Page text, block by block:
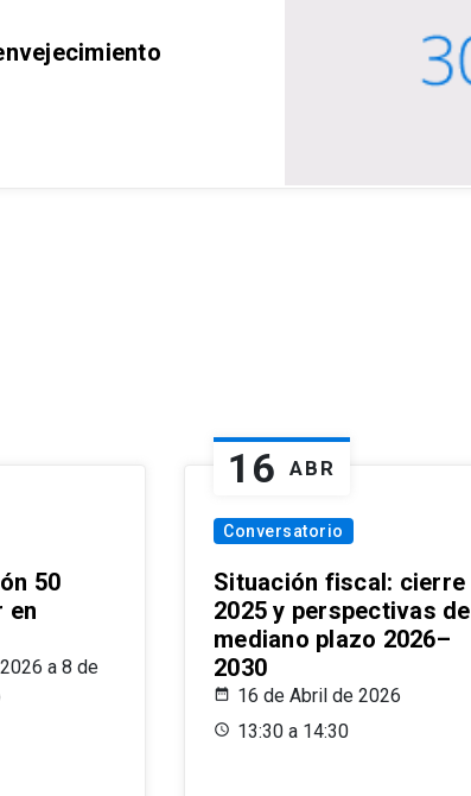
50
en
a 8 de
16 ABR
Conversatorio
Situación fiscal: cierre
2025 y perspectivas de
mediano plazo 2026–
2030
16 de Abril de 2026
13:30 a 14:30